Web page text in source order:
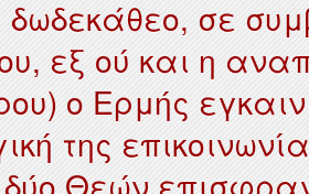
δωδεκάθεο, σε
εξ ού και η
ο Ερμής
της
Θεών